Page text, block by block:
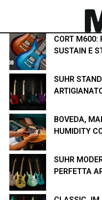
CORT M600:
SUSTAIN E
SUHR
BOVEDA,
HUMIDITY
SUHR
PERFETTA